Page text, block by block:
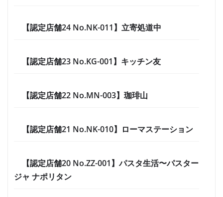
【認定店舗24 No.NK-011】立寄処道中
【認定店舗23 No.KG-001】キッチン友
【認定店舗22 No.MN-003】珈琲山
【認定店舗21 No.NK-010】ローマステーション
【認定店舗20 No.ZZ-001】パスタ生活〜パスター
ジャ ナポリタン